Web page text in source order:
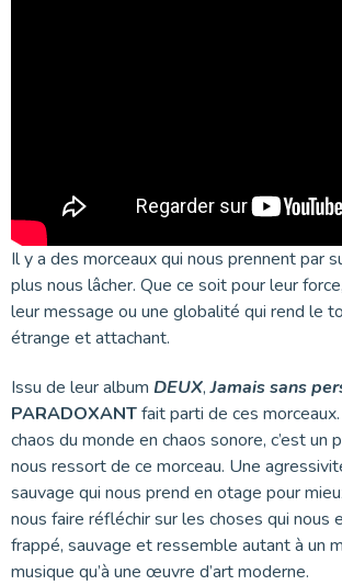
Il y a des morceaux qui nous prennent par
plus nous lâcher. Que ce soit pour leur
leur message ou une globalité qui rend le
étrange et attachant.
Issu de leur album DEUX,Jamais sans
PARADOXANTfait parti de ces
chaos du monde en chaos sonore, c’est un
nous ressort de ce morceau. Une
sauvage qui nous prend en otage pour
nous faire réfléchir sur les choses qui nous
frappé, sauvage et ressemble autant à un
musique qu’à une œuvre d’art moderne.